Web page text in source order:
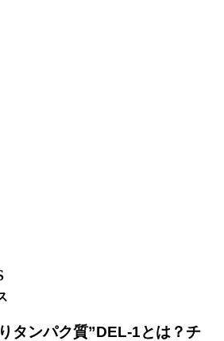
タンパク質”DEL-1とは？チ